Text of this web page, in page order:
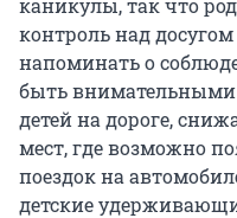
каникулы, так что
контроль над
напоминать о
быть
детей на дороге,
мест, где возможно
поездок на
детские